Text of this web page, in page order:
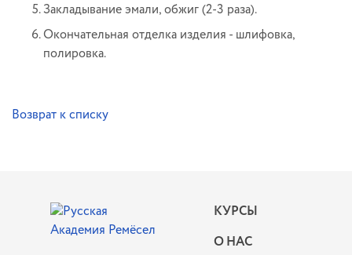
Закладывание эмали, обжиг (2-3 раза).
Окончательная отделка изделия - шлифовка,
полировка.
Возврат к списку
КУРСЫ
О НАС